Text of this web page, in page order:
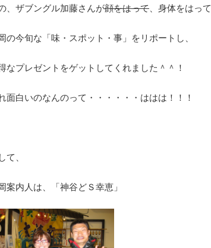
、ザブングル加藤さんが顔をはって 、身体をはって
の今旬な「味・スポット・事」をリポートし、
なプレゼントをゲットしてくれました＾＾！
面白いのなんのって・・・・・・ははは！！！
て、
案内人は、「神谷どＳ幸恵」